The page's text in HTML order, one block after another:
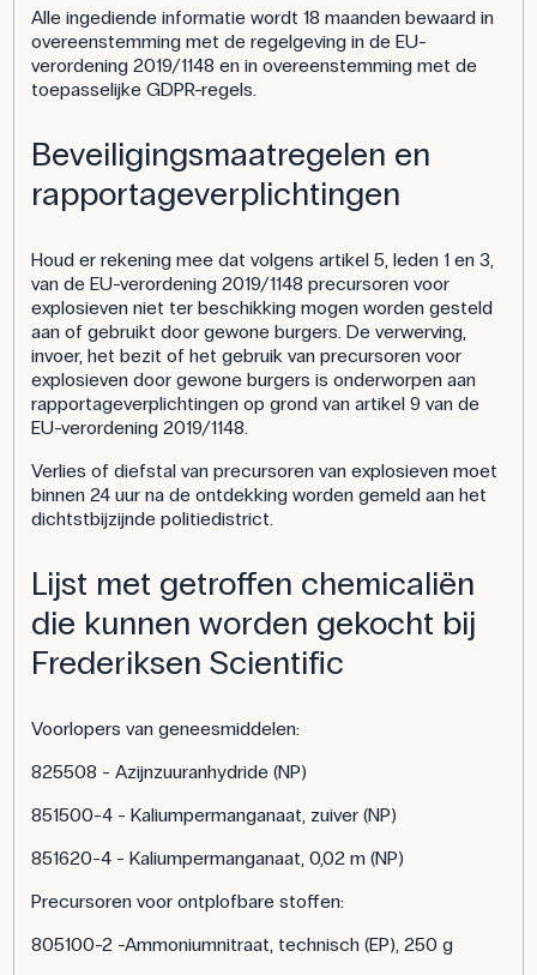
Alle ingediende informatie wordt 18 maanden bewaard in
overeenstemming met de regelgeving in de EU-
verordening 2019/1148 en in overeenstemming met de
toepasselijke GDPR-regels.
Beveiligingsmaatregelen en
rapportageverplichtingen
Houd er rekening mee dat volgens artikel 5, leden 1 en 3,
van de EU-verordening 2019/1148 precursoren voor
explosieven niet ter beschikking mogen worden gesteld
aan of gebruikt door gewone burgers. De verwerving,
invoer, het bezit of het gebruik van precursoren voor
explosieven door gewone burgers is onderworpen aan
rapportageverplichtingen op grond van artikel 9 van de
EU-verordening 2019/1148.
Verlies of diefstal van precursoren van explosieven moet
binnen 24 uur na de ontdekking worden gemeld aan het
dichtstbijzijnde politiedistrict.
Lijst met getroffen chemicaliën
die kunnen worden gekocht bij
Frederiksen Scientific
Voorlopers van geneesmiddelen:
825508 - Azijnzuuranhydride (NP)
851500-4 - Kaliumpermanganaat, zuiver (NP)
851620-4 - Kaliumpermanganaat, 0,02 m (NP)
Precursoren voor ontplofbare stoffen:
805100-2 -Ammoniumnitraat, technisch (EP), 250 g